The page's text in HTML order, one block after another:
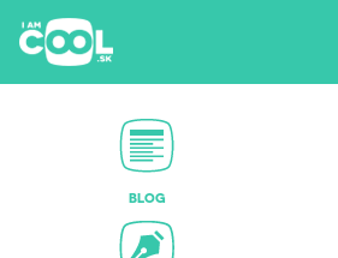
BLOG